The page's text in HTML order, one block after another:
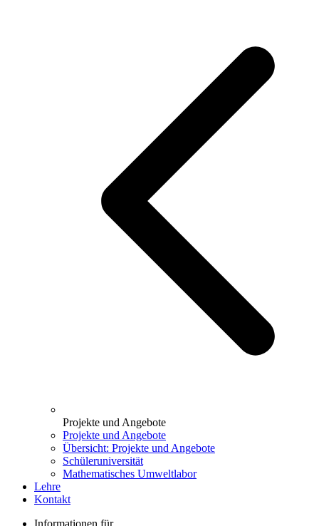
Projekte und Angebote
Projekte und Angebote
Übersicht: Projekte und Angebote
Schüleruniversität
Mathematisches Umweltlabor
Lehre
Kontakt
Informationen für